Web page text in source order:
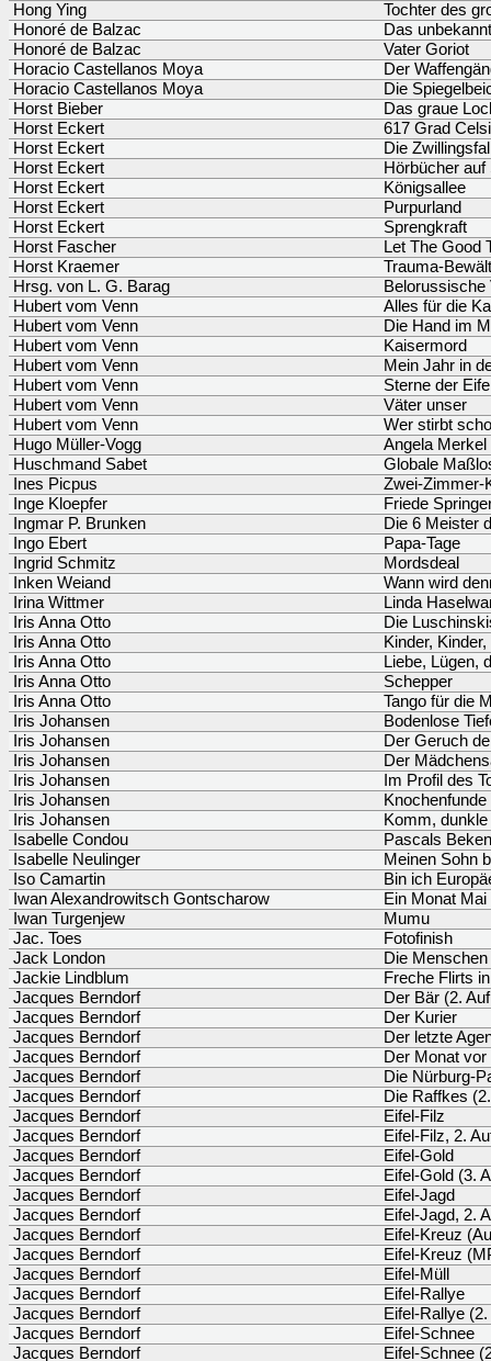
Hong Ying
Tochter des
Honoré de Balzac
Das
Honoré de Balzac
Vater Goriot
Horacio Castellanos Moya
Der
Horacio Castellanos Moya
Die
Horst Bieber
Das graue
Horst Eckert
617 Grad
Horst Eckert
Die
Horst Eckert
Hörbücher
Horst Eckert
Königsallee
Horst Eckert
Purpurland
Horst Eckert
Sprengkraft
Horst Fascher
Let The Good
Horst Kraemer
Trauma-
Hrsg. von L. G. Barag
Hubert vom Venn
Alles für die
Hubert vom Venn
Die Hand im
Hubert vom Venn
Kaisermord
Hubert vom Venn
Mein Jahr in
Hubert vom Venn
Sterne der
Hubert vom Venn
Väter unser
Hubert vom Venn
Wer stirbt
Hugo Müller-Vogg
Angela
Huschmand Sabet
Globale
Ines Picpus
Zwei-Zimmer-
Inge Kloepfer
Friede
Ingmar P. Brunken
Die 6 Meister
Ingo Ebert
Papa-Tage
Ingrid Schmitz
Mordsdeal
Inken Weiand
Wann wird
Irina Wittmer
Linda
Iris Anna Otto
Die
Iris Anna Otto
Kinder,
Iris Anna Otto
Liebe, Lügen,
Iris Anna Otto
Schepper
Iris Anna Otto
Tango für die
Iris Johansen
Bodenlose
Iris Johansen
Der Geruch
Iris Johansen
Der
Iris Johansen
Im Profil des
Iris Johansen
Knochenfunde
Iris Johansen
Komm,
Isabelle Condou
Pascals
Isabelle Neulinger
Meinen Sohn
Iso Camartin
Bin ich
Iwan Alexandrowitsch Gontscharow
Ein Monat
Iwan Turgenjew
Mumu
Jac. Toes
Fotofinish
Jack London
Die
Jackie Lindblum
Freche Flirts
Jacques Berndorf
Der Bär (2.
Jacques Berndorf
Der Kurier
Jacques Berndorf
Der letzte
Jacques Berndorf
Der Monat
Jacques Berndorf
Die Nürburg-
Jacques Berndorf
Die Raffkes
Jacques Berndorf
Eifel-Filz
Jacques Berndorf
Eifel-Filz, 2.
Jacques Berndorf
Eifel-Gold
Jacques Berndorf
Eifel-Gold (3.
Jacques Berndorf
Eifel-Jagd
Jacques Berndorf
Eifel-Jagd, 2.
Jacques Berndorf
Eifel-Kreuz
Jacques Berndorf
Eifel-Kreuz
Jacques Berndorf
Eifel-Müll
Jacques Berndorf
Eifel-Rallye
Jacques Berndorf
Eifel-Rallye
Jacques Berndorf
Eifel-Schnee
Jacques Berndorf
Eifel-Schnee